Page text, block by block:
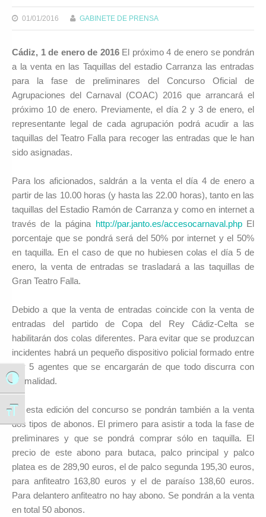
Alternar alto contraste
Alternar tamaño de letra
01/01/2016 GABINETE DE PRENSA
Cádiz, 1 de enero de 2016El próximo 4 de enero se pondrán
a la venta en las Taquillas del estadio Carranza las entradas
para la fase de preliminares del Concurso Oficial de
Agrupaciones del Carnaval (COAC) 2016 que arrancará el
próximo 10 de enero. Previamente, el día 2 y 3 de enero, el
representante legal de cada agrupación podrá acudir a las
taquillas del Teatro Falla para recoger las entradas que le han
sido asignadas.
Para los aficionados, saldrán a la venta el día 4 de enero a
partir de las 10.00 horas (y hasta las 22.00 horas), tanto en las
taquillas del Estadio Ramón de Carranza y como en internet a
través de la página http://par.janto.es/accesocarnaval.phpEl
porcentaje que se pondrá será del 50% por internet y el 50%
en taquilla. En el caso de que no hubiesen colas el día 5 de
enero, la venta de entradas se trasladará a las taquillas de
Gran Teatro Falla.
Debido a que la venta de entradas coincide con la venta de
entradas del partido de Copa del Rey Cádiz-Celta se
habilitarán dos colas diferentes. Para evitar que se produzcan
incidentes habrá un pequeño dispositivo policial formado entre
3 y 5 agentes que se encargarán de que todo discurra con
normalidad.
En esta edición del concurso se pondrán también a la venta
dos tipos de abonos. El primero para asistir a toda la fase de
preliminares y que se pondrá comprar sólo en taquilla. El
precio de este abono para butaca, palco principal y palco
platea es de 289,90 euros, el de palco segunda 195,30 euros,
para anfiteatro 163,80 euros y el de paraíso 138,60 euros.
Para delantero anfiteatro no hay abono. Se pondrán a la venta
en total 50 abonos.